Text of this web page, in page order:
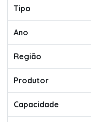
Tipo
Ano
Região
Produtor
Capacidade